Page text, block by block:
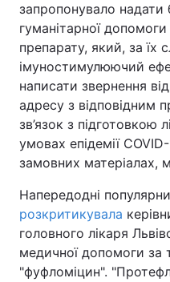
запропонувало надати
гуманітарної
препарату, який, за їх
імуностимулюючий
написати звернення
адресу з відповідним
зв’язок з підготовкою
умовах епідемії
замовних матеріалах,
Напередодні
розкритикувала
головного лікаря
медичної допомоги
"фуфломіцин".